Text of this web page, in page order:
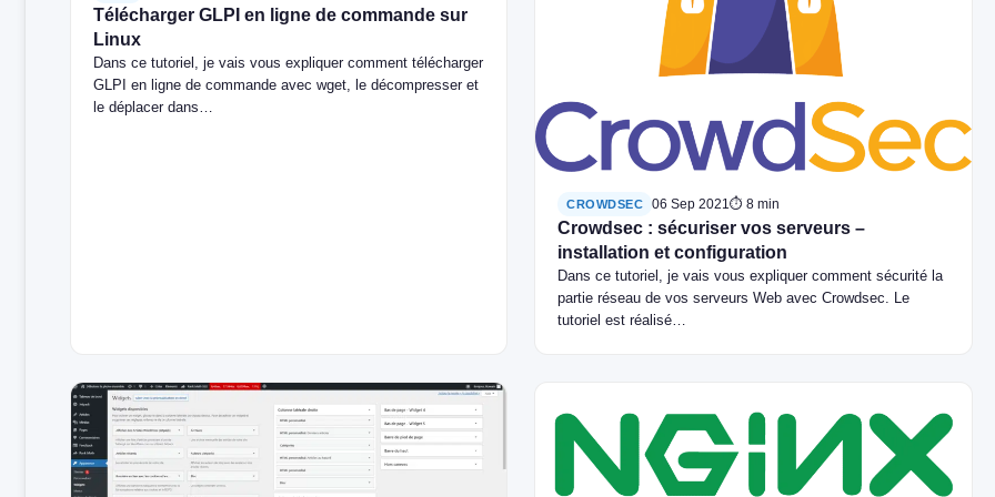
Télécharger GLPI en ligne de commande sur
Linux
Dans ce tutoriel, je vais vous expliquer comment télécharger
GLPI en ligne de commande avec wget, le décompresser et
le déplacer dans…
CROWDSEC 06 Sep 2021⏱ 8 min
Crowdsec : sécuriser vos serveurs –
installation et configuration
Dans ce tutoriel, je vais vous expliquer comment sécurité la
partie réseau de vos serveurs Web avec Crowdsec. Le
tutoriel est réalisé…